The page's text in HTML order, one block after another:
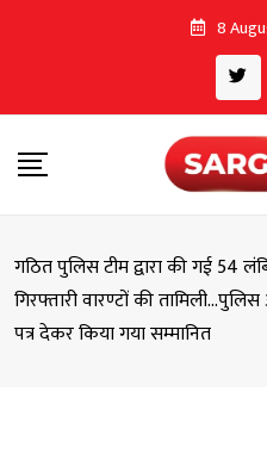
8
गठित पुलिस टीम द्वारा की गई 54
गिरफ्तारी वारण्टों की
पत्र देकर किया गया सम्मानित